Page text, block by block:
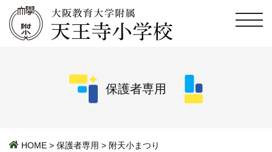
保護者専用
HOME > 保護者専用 > 附天小まつり